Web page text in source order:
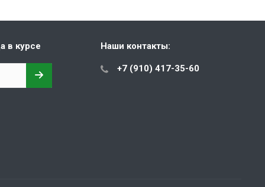
в курсе Наши контакты:
+7 (910) 417-35-60